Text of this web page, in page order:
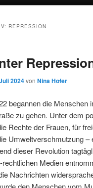
REPRESSION
2024von Nina Hofer
begannen die Menschen
zu gehen. Unter dem
Rechte der Frauen, für
Umweltverschmutzung
dieser Revolution
Medien
Nachrichten